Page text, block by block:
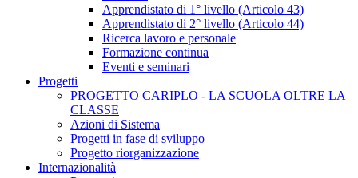
Apprendistato di 1° livello (Articolo 43)
Apprendistato di 2° livello (Articolo 44)
Ricerca lavoro e personale
Formazione continua
Eventi e seminari
Progetti
PROGETTO CARIPLO - LA SCUOLA OLTRE LA
CLASSE
Azioni di Sistema
Progetti in fase di sviluppo
Progetto riorganizzazione
Internazionalità